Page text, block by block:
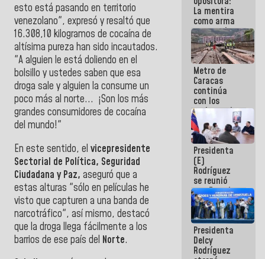
esto está pasando en territorio
venezolano", expresó y resaltó que
16.308,10 kilogramos de cocaína de
altísima pureza han sido incautados.
"A alguien le está doliendo en el
bolsillo y ustedes saben que esa
droga sale y alguien la consume un
poco más al norte... ¡Son los más
grandes consumidores de cocaína
del mundo!"
En este sentido, el vicepresidente
Sectorial de Política, Seguridad
Ciudadana y Paz, aseguró que a
estas alturas "sólo en películas he
visto que capturen a una banda de
narcotráfico", así mismo, destacó
que la droga llega fácilmente a los
barrios de ese país del Norte.
La mentira
como arma
contra el
Pueblo
Metro de
Caracas
continúa
con los
trabajos de
mantenimiento
e inspección
en la Línea 2
Presidenta
(E)
Rodríguez
se reunió
con Estado
Mayor
Eléctrico
para
abordar
planes de
acción
Presidenta
Delcy
Rodríguez